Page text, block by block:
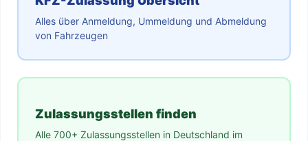
Alles über Anmeldung, Ummeldung und Abmeldung
von Fahrzeugen
Zulassungsstellen finden
Alle 700+ Zulassungsstellen in Deutschland im